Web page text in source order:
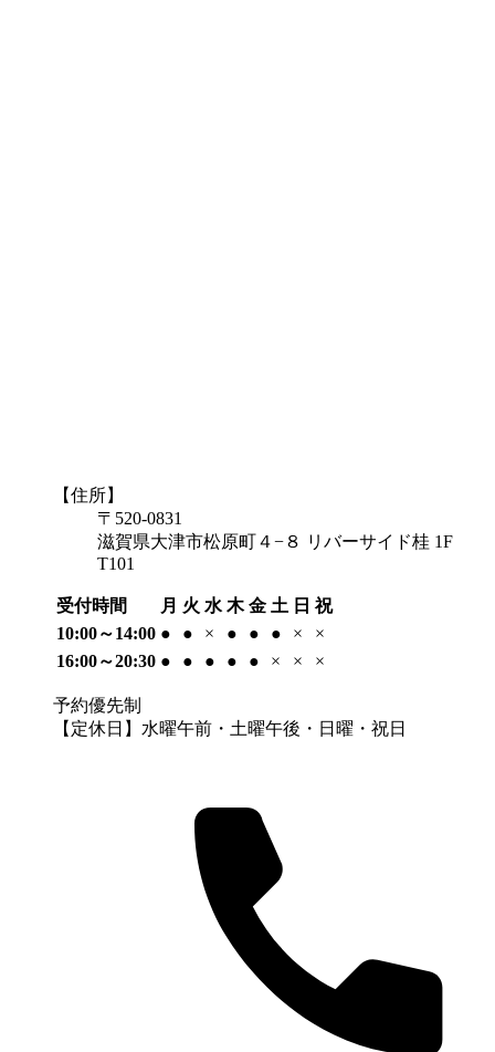
【住所】
〒520-0831
滋賀県大津市松原町４−８ リバーサイド桂 1F
T101
受付時間 月 火 水 木 金 土 日 祝
10:00～14:00 ● ● × ● ● ● ×
×
16:00～20:30 ● ● ● ● ● × × ×
予約優先制
【定休日】水曜午前・土曜午後・日曜・祝日